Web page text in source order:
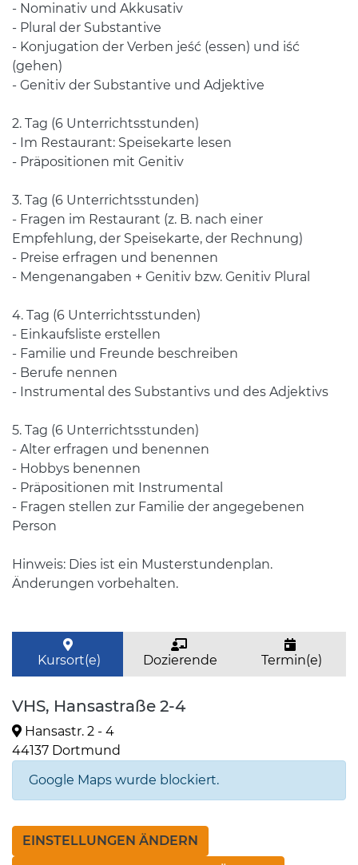
- Nominativ und Akkusativ
- Plural der Substantive
- Konjugation der Verben jeść (essen) und iść
(gehen)
- Genitiv der Substantive und Adjektive
2. Tag (6 Unterrichtsstunden)
- Im Restaurant: Speisekarte lesen
- Präpositionen mit Genitiv
3. Tag (6 Unterrichtsstunden)
- Fragen im Restaurant (z. B. nach einer
Empfehlung, der Speisekarte, der Rechnung)
- Preise erfragen und benennen
- Mengenangaben + Genitiv bzw. Genitiv Plural
4. Tag (6 Unterrichtsstunden)
- Einkaufsliste erstellen
- Familie und Freunde beschreiben
- Berufe nennen
- Instrumental des Substantivs und des Adjektivs
5. Tag (6 Unterrichtsstunden)
- Alter erfragen und benennen
- Hobbys benennen
- Präpositionen mit Instrumental
- Fragen stellen zur Familie der angegebenen
Person
Hinweis: Dies ist ein Musterstundenplan.
Änderungen vorbehalten.
Kursort(e) Dozierende Termin(e)
VHS, Hansastraße 2-4
Hansastr. 2 - 4
44137 Dortmund
Google Maps wurde blockiert.
EINSTELLUNGEN ÄNDERN